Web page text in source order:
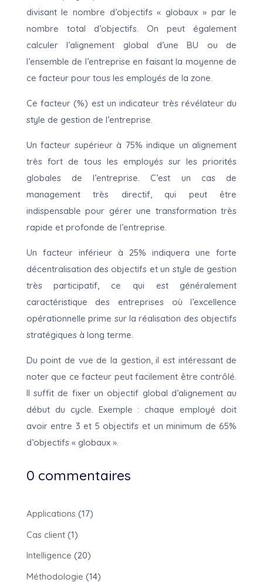
divisant le nombre d’objectifs « globaux » par le
nombre total d’objectifs. On peut également
calculer l’alignement global d’une BU ou de
l’ensemble de l’entreprise en faisant la moyenne de
ce facteur pour tous les employés de la zone.
Ce facteur (%) est un indicateur très révélateur du
style de gestion de l’entreprise.
Un facteur supérieur à 75% indique un alignement
très fort de tous les employés sur les priorités
globales de l’entreprise. C’est un cas de
management très directif, qui peut être
indispensable pour gérer une transformation très
rapide et profonde de l’entreprise.
Un facteur inférieur à 25% indiquera une forte
décentralisation des objectifs et un style de gestion
très participatif, ce qui est généralement
caractéristique des entreprises où l’excellence
opérationnelle prime sur la réalisation des objectifs
stratégiques à long terme.
Du point de vue de la gestion, il est intéressant de
noter que ce facteur peut facilement être contrôlé.
Il suffit de fixer un objectif global d’alignement au
début du cycle. Exemple : chaque employé doit
avoir entre 3 et 5 objectifs et un minimum de 65%
d’objectifs « globaux ».
0 commentaires
Applications (17)
Cas client(1)
Intelligence (20)
Méthodologie (14)